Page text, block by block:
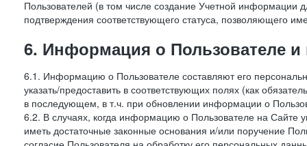
Пользователей (в том числе создание Учетной информации
подтверждения соответствующего статуса, позволяющего
6. Информация о Пользователе
6.1. Информацию о Пользователе составляют его
указать/предоставить в соответствующих полях (как
в последующем, в т.ч. при обновлении информации о
6.2. В случаях, когда информацию о Пользователе на Сайте
иметь достаточные законные основания и/или поручение